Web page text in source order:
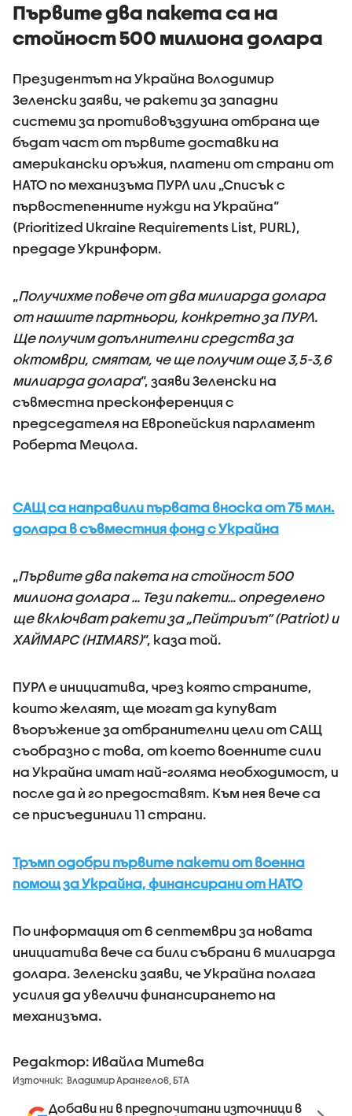
Първите два пакета са на
стойност 500 милиона долара
Президентът на Украйна Володимир
Зеленски заяви, че ракети за западни
системи за противовъздушна отбрана ще
бъдат част от първите доставки на
американски оръжия, платени от страни от
НАТО по механизъма ПУРЛ или „Списък с
първостепенните нужди на Украйна“
(Prioritized Ukraine Requirements List, PURL),
предаде Укринформ.
„Получихме повече от два милиарда долара
от нашите партньори, конкретно за ПУРЛ.
Ще получим допълнителни средства за
октомври, смятам, че ще получим още 3,5-3,6
милиарда долара“, заяви Зеленски на
съвместна пресконференция с
председателя на Европейския парламент
Роберта Мецола.
САЩ са направили първата вноска от 75 млн.
долара в съвместния фонд с Украйна
„Първите два пакета на стойност 500
милиона долара … Тези пакети… определено
ще включват ракети за „Пейтриът“ (Patriot) и
ХАЙМАРС (HIMARS)“, каза той.
ПУРЛ е инициатива, чрез която страните,
които желаят, ще могат да купуват
въоръжение за отбранителни цели от САЩ
съобразно с това, от което военните сили
на Украйна имат най-голяма необходимост, и
после да ѝ го предоставят. Към нея вече са
се присъединили 11 страни.
Тръмп одобри първите пакети от военна
помощ за Украйна, финансирани от НАТО
По информация от 6 септември за новата
инициатива вече са били събрани 6 милиарда
долара. Зеленски заяви, че Украйна полага
усилия да увеличи финансирането на
механизъма.
Редактор: Ивайла Митева
Източник: Владимир Арангелов, БТА
Добави ни в предпочитани източници в